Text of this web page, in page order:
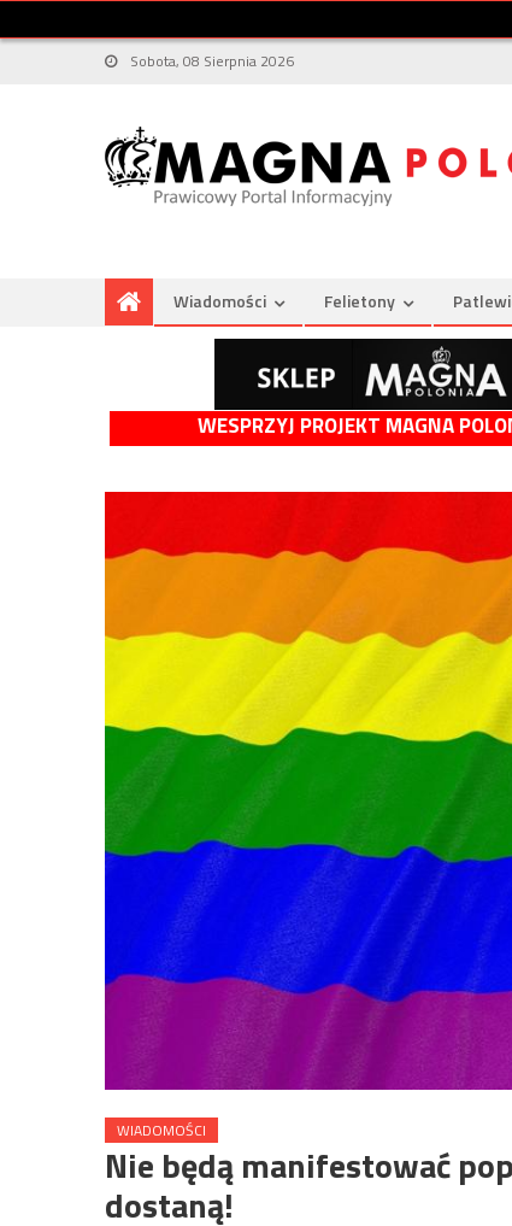
Sobota, 08 Sierpnia 2026
Wiadomości Felietony
WESPRZYJ PROJEKT MAGNA
WIADOMOŚCI
Nie będą manifestować
dostaną!